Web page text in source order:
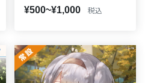
¥500~¥1,000 税込